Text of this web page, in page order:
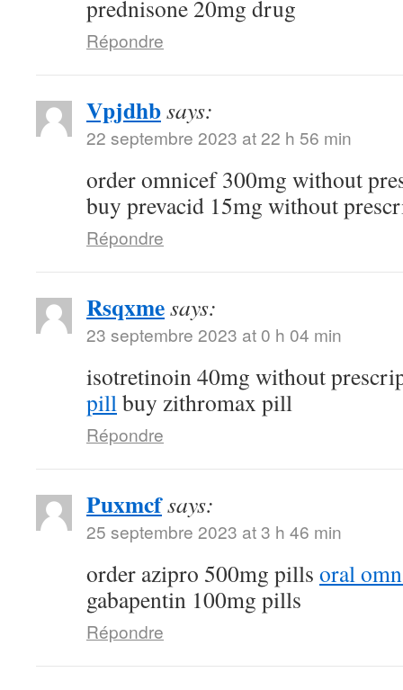
prednisone 20mg drug
Répondre
Vpjdhbsays:
22 septembre 2023 at 22 h 56 min
order omnicef 300mg without
buy prevacid 15mg without
Répondre
Rsqxmesays:
23 septembre 2023 at 0 h 04 min
isotretinoin 40mg without
pillbuy zithromax pill
Répondre
Puxmcfsays:
25 septembre 2023 at 3 h 46 min
order azipro 500mg pills oral
gabapentin 100mg pills
Répondre